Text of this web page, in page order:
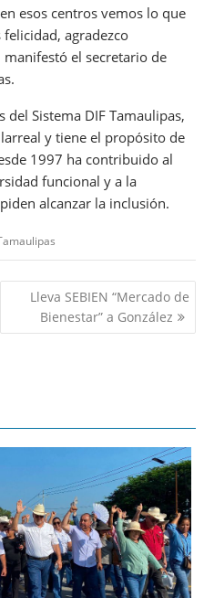
esos centros vemos lo que
agradezco
el secretario de
del Sistema DIF Tamaulipas,
y tiene el propósito de
1997 ha contribuido al
funcional y a la
alcanzar la inclusión.
Lleva SEBIEN “Mercado de
Bienestar” a González